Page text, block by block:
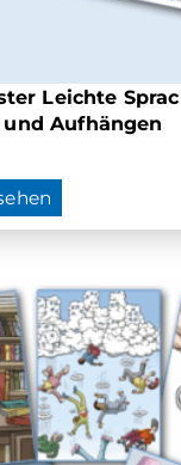
Leichte
Aufhängen